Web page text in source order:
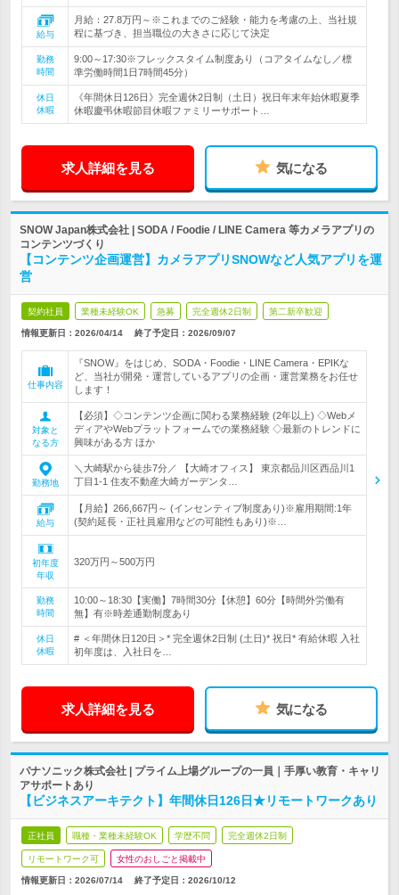
給与
月給：27.8万円～※これまでのご経験・能力を考慮の上、当社規
程に基づき、担当職位の大きさに応じて決定
勤務
時間
9:00～17:30※フレックスタイム制度あり（コアタイムなし／標
準労働時間1日7時間45分）
休日
休暇
《年間休日126日》完全週休2日制（土日）祝日年末年始休暇夏季
休暇慶弔休暇節目休暇ファミリーサポート…
求人詳細を見る 気になる
SNOW Japan株式会社 | SODA / Foodie / LINE Camera 等カメラアプリの
コンテンツづくり
【コンテンツ企画運営】カメラアプリSNOWなど人気アプリを運
営
契約社員 業種未経験OK 急募 完全週休2日制 第二新卒歓迎
情報更新日：2026/04/14 終了予定日： 2026/09/07
仕事内容
『SNOW』をはじめ、SODA・Foodie・LINE Camera・EPIKな
ど、当社が開発・運営しているアプリの企画・運営業務をお任せ
します！
対象と
なる方
【必須】◇コンテンツ企画に関わる業務経験 (2年以上) ◇Webメ
ディアやWebプラットフォームでの業務経験 ◇最新のトレンドに
興味がある方 ほか
勤務地
＼大崎駅から徒歩7分／ 【大崎オフィス】 東京都品川区西品川1
丁目1‐1 住友不動産大崎ガーデンタ…
給与
【月給】266,667円～ (インセンティブ制度あり)※雇用期間:1年
(契約延長・正社員雇用などの可能性もあり)※…
初年度
年収
320万円～500万円
勤務
時間
10:00～18:30【実働】7時間30分【休憩】60分【時間外労働有
無】有※時差通勤制度あり
休日
休暇
# ＜年間休日120日＞* 完全週休2日制 (土日)* 祝日* 有給休暇 入社
初年度は、入社日を…
求人詳細を見る 気になる
パナソニック株式会社 | プライム上場グループの一員｜手厚い教育・キャリ
アサポートあり
【ビジネスアーキテクト】年間休日126日★リモートワークあり
正社員 職種・業種未経験OK 学歴不問 完全週休2日制
リモートワーク可 女性のおしごと掲載中
情報更新日：2026/07/14 終了予定日： 2026/10/12